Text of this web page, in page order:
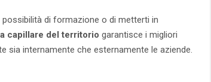
di formazione o di metterti in
capillare del territorio garantisce i migliori
sia internamente che esternamente le aziende.